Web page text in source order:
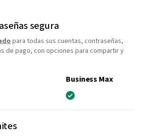
segura
para todas sus cuentas, contraseñas,
de pago, con opciones para compartir y
Business Max